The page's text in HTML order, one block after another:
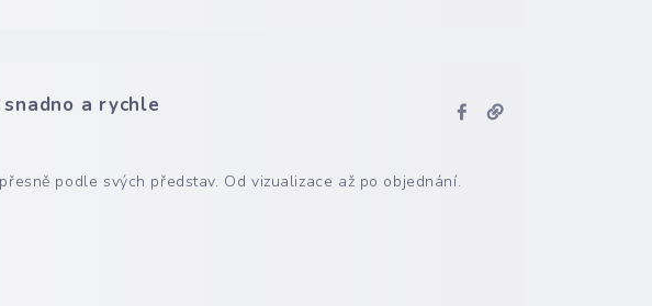
a rychle
podle svých představ. Od vizualizace až po objednání.